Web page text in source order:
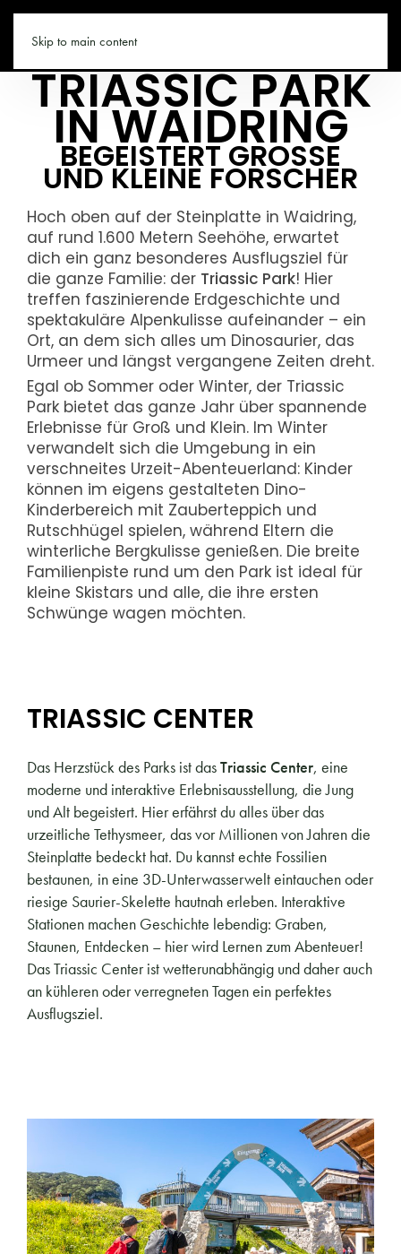
Skip to main content
WAIDRING.CO
TRIASSIC PARK
IN WAIDRING
BEGEISTERT GROSSE U
ND KLEINE FORSCHER
Hoch oben auf der Steinplatte in Waidring,
auf rund 1.600 Metern Seehöhe, erwartet
dich ein ganz besonderes Ausflugsziel für
die ganze Familie: der Triassic Park! Hier
treffen faszinierende Erdgeschichte und
spektakuläre Alpenkulisse aufeinander – ein
Ort, an dem sich alles um Dinosaurier, das
Urmeer und längst vergangene Zeiten dreht.
Egal ob Sommer oder Winter, der Triassic
Park bietet das ganze Jahr über spannende
Erlebnisse für Groß und Klein. Im Winter
verwandelt sich die Umgebung in ein
verschneites Urzeit-Abenteuerland: Kinder
können im eigens gestalteten Dino-
Kinderbereich mit Zauberteppich und
Rutschhügel spielen, während Eltern die
winterliche Bergkulisse genießen. Die breite
Familienpiste rund um den Park ist ideal für
kleine Skistars und alle, die ihre ersten
Schwünge wagen möchten.
TRIASSIC CENTER
Das Herzstück des Parks ist dasTriassic Center, eine
moderne und interaktive Erlebnisausstellung, die Jung
und Alt begeistert. Hier erfährst du alles über das
urzeitliche Tethysmeer, das vor Millionen von Jahren die
Steinplatte bedeckt hat. Du kannst echte Fossilien
bestaunen, in eine 3D-Unterwasserwelt eintauchen oder
riesige Saurier-Skelette hautnah erleben. Interaktive
Stationen machen Geschichte lebendig: Graben,
Staunen, Entdecken – hier wird Lernen zum Abenteuer!
Das Triassic Center ist wetterunabhängig und daher auch
an kühleren oder verregneten Tagen ein perfektes
Ausflugsziel.